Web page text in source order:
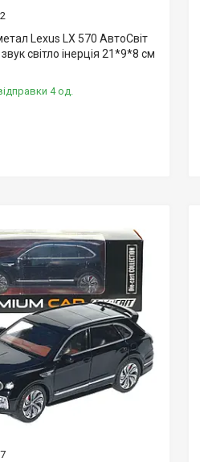
Lexus LX 570 АвтоСвіт
світло інерція 21*9*8 см
4 од.